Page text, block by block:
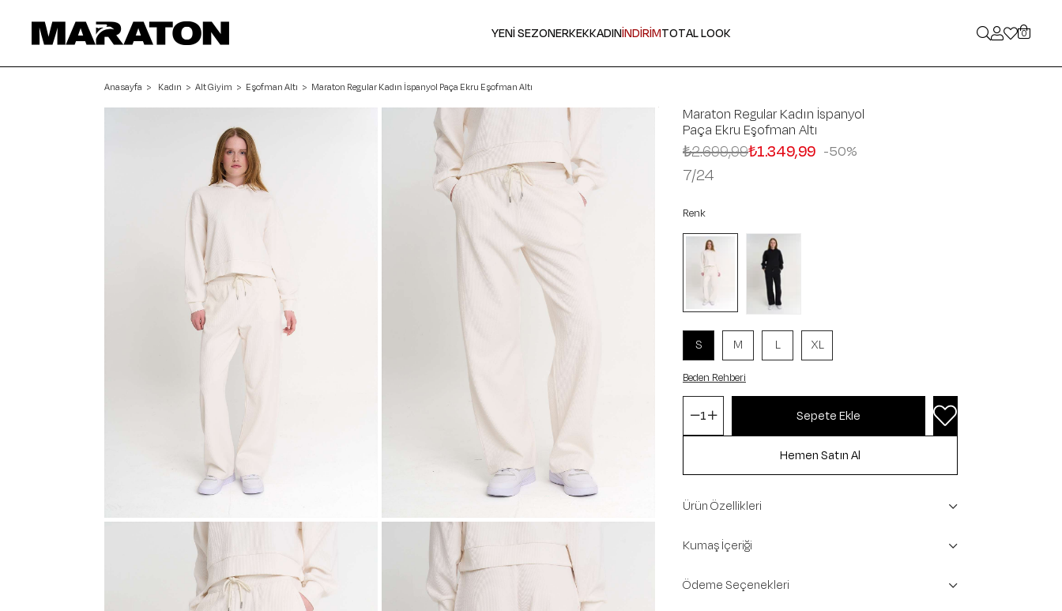
YENİ SEZONERKEKKADINİNDİRİMTOTAL LOOK 0
Anasayfa Kadın Alt Giyim Eşofman Altı Maraton Regular Kadın İspanyol Paça Ekru Eşofman Altı
Maraton Regular Kadın İspanyol
Paça Ekru Eşofman Altı
50
₺2.699,99₺1.349,99
7/24
Renk
S M L XL
Beden Rehberi
Ürün Özellikleri
Kumaş İçeriği
Ödeme Seçenekleri